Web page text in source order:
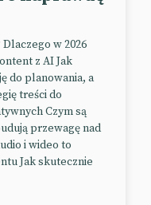
i Pinterest – mogą
za I kwartał
ochrony
w branży.
z reklam w
To niewiele w
i rekordowym
Jednak z tej grupy
rynku, nie
przychody z
w 2026
z AI Jak
do planowania, a
treści do
Czym są
przewagę nad
i wideo to
Jak skutecznie